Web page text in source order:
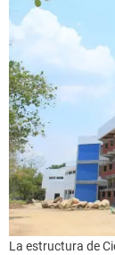
La estructura de